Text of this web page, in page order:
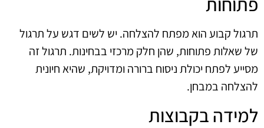
תרגול קבוע הוא מפתח להצלחה. יש לשים דגש על תרגול
של שאלות פתוחות, שהן חלק מרכזי בבחינות. תרגול זה
מסייע לפתח יכולת ניסוח ברורה ומדויקת, שהיא חיונית
להצלחה במבחן.
למידה בקבוצות